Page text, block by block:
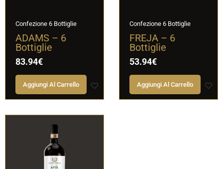
Confezione 6 Bottiglie
ADAMS – 6
Bottiglie
83.94€
Aggiungi Al Carrello
Confezione 6 Bottiglie
FREJA – 6
Bottiglie
53.94€
Aggiungi Al Carrello